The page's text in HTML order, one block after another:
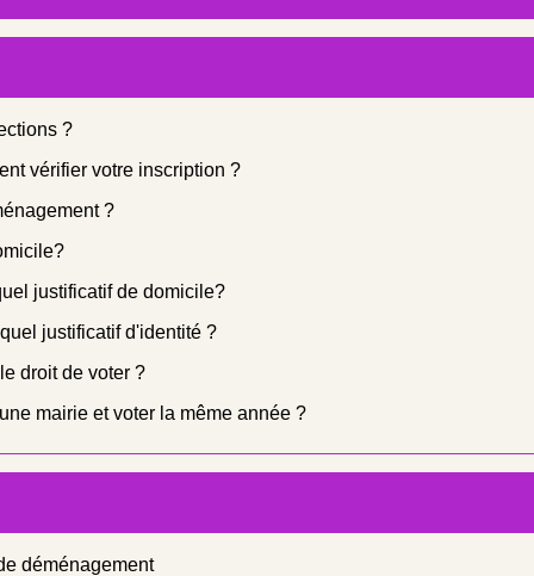
?
vérifier votre inscription ?
?
justificatif de domicile?
justificatif d'identité ?
droit de voter ?
mairie et voter la même année ?
déménagement